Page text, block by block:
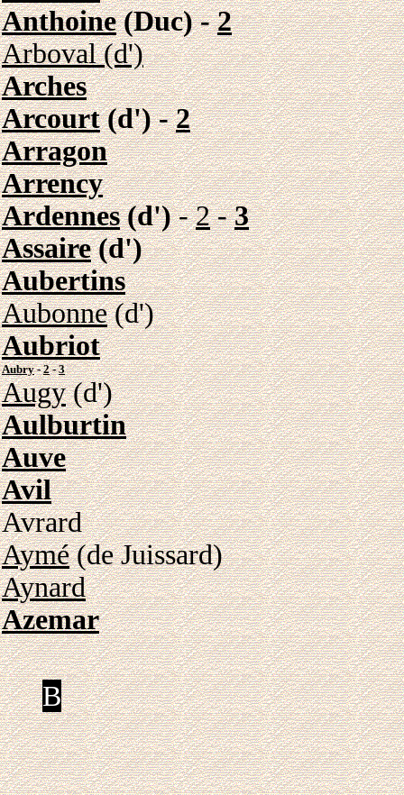
Anthoine(Duc) -2
Arboval (d')
Arches
Arcourt(d') -2
Arragon
Arrency
Ardennes(d')-2-3
Assaire(d')
Aubertins
Aubonne(d')
Aubriot
Aubry-2-3
Augy(d')
Aulburtin
Auve
Avil
Avrard
Aymé(de Juissard)
Aynard
Azemar
B